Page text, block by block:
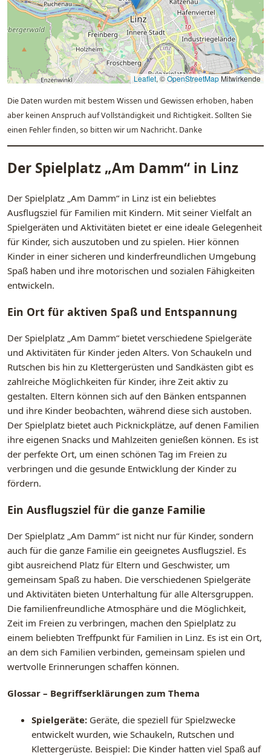
Leaflet, ©OpenStreetMap Mitwirkende
Die Daten wurden mit bestem Wissen und Gewissen erhoben, haben
aber keinen Anspruch auf Vollständigkeit und Richtigkeit. Sollten Sie
einen Fehler finden, so bitten wir um Nachricht. Danke
Der Spielplatz „Am Damm“ in Linz
Der Spielplatz „Am Damm“ in Linz ist ein beliebtes
Ausflugsziel für Familien mit Kindern. Mit seiner Vielfalt an
Spielgeräten und Aktivitäten bietet er eine ideale Gelegenheit
für Kinder, sich auszutoben und zu spielen. Hier können
Kinder in einer sicheren und kinderfreundlichen Umgebung
Spaß haben und ihre motorischen und sozialen Fähigkeiten
entwickeln.
Ein Ort für aktiven Spaß und Entspannung
Der Spielplatz „Am Damm“ bietet verschiedene Spielgeräte
und Aktivitäten für Kinder jeden Alters. Von Schaukeln und
Rutschen bis hin zu Klettergerüsten und Sandkästen gibt es
zahlreiche Möglichkeiten für Kinder, ihre Zeit aktiv zu
gestalten. Eltern können sich auf den Bänken entspannen
und ihre Kinder beobachten, während diese sich austoben.
Der Spielplatz bietet auch Picknickplätze, auf denen Familien
ihre eigenen Snacks und Mahlzeiten genießen können. Es ist
der perfekte Ort, um einen schönen Tag im Freien zu
verbringen und die gesunde Entwicklung der Kinder zu
fördern.
Ein Ausflugsziel für die ganze Familie
Der Spielplatz „Am Damm“ ist nicht nur für Kinder, sondern
auch für die ganze Familie ein geeignetes Ausflugsziel. Es
gibt ausreichend Platz für Eltern und Geschwister, um
gemeinsam Spaß zu haben. Die verschiedenen Spielgeräte
und Aktivitäten bieten Unterhaltung für alle Altersgruppen.
Die familienfreundliche Atmosphäre und die Möglichkeit,
Zeit im Freien zu verbringen, machen den Spielplatz zu
einem beliebten Treffpunkt für Familien in Linz. Es ist ein Ort,
an dem sich Familien verbinden, gemeinsam spielen und
wertvolle Erinnerungen schaffen können.
Glossar – Begriffserklärungen zum Thema
Spielgeräte: Geräte, die speziell für Spielzwecke
entwickelt wurden, wie Schaukeln, Rutschen und
Klettergerüste. Beispiel: Die Kinder hatten viel Spaß auf